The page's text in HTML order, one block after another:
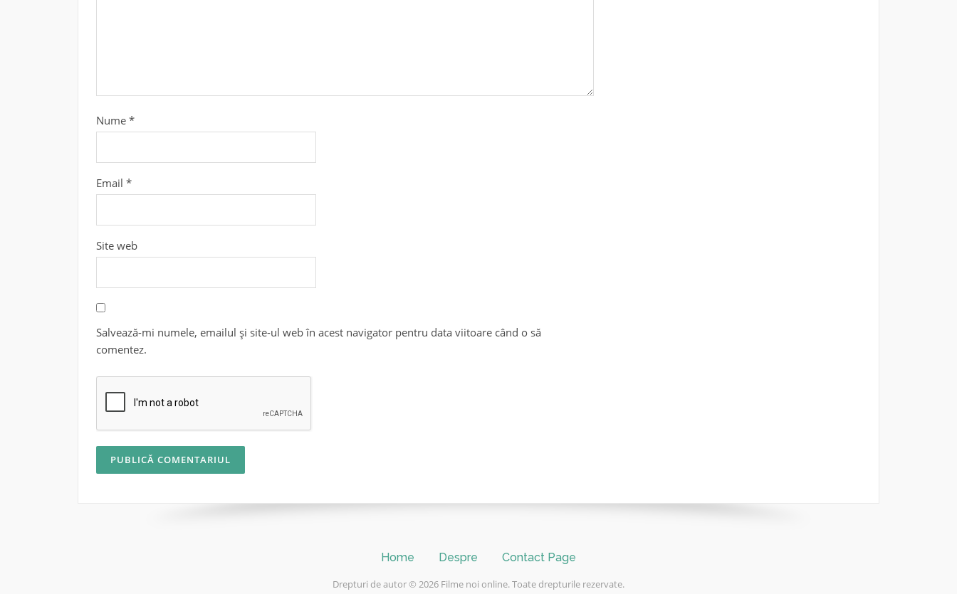
Nume *
Email *
Site web
Salvează-mi numele, emailul și site-ul web în acest navigator pentru data viitoare când o să
comentez.
Home Despre Contact Page
Drepturi de autor © 2026 Filme noi online. Toate drepturile rezervate.